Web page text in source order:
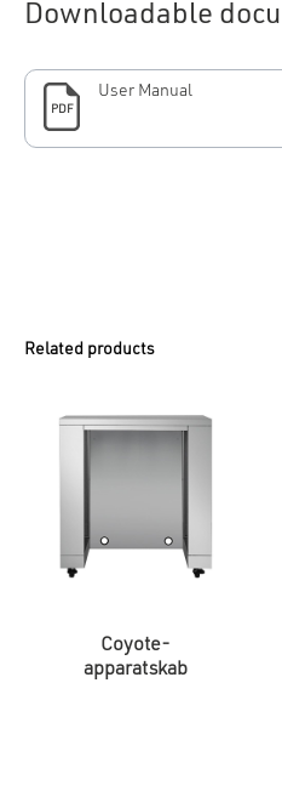
Downloadable
PDF
User Manual
Related products
Coyote-
apparatskab